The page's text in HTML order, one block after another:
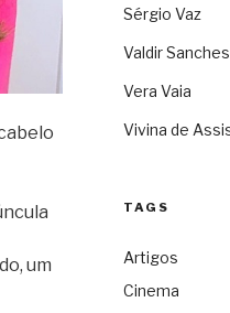
um
Sérgio Vaz
Valdir Sanches
Vera Vaia
Vivina de
TAGS
Artigos
Cinema